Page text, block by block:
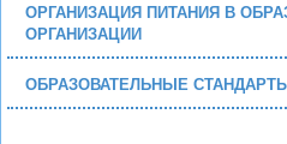
ОРГАНИЗАЦИЯ ПИТАНИЯ В
ОРГАНИЗАЦИИ
ОБРАЗОВАТЕЛЬНЫЕ